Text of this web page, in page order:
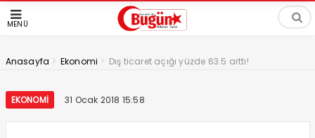
MENÜ
Anasayfa > Ekonomi > Dış ticaret açığı yüzde 63.5 arttı!
EKONOMI 31 Ocak 2018 15:58